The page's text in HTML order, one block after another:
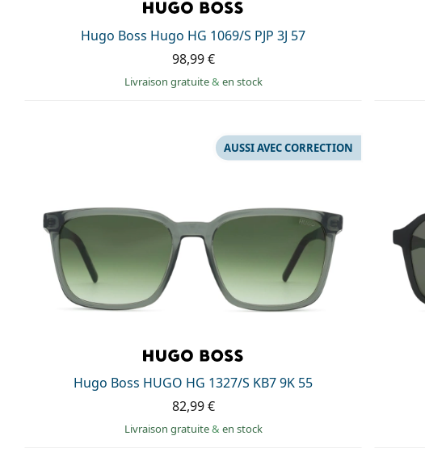
Hugo Boss Hugo HG 1069/S PJP 3J 57
98,99 €
Livraison gratuite& en stock
Hugo Boss HUGO HG 1327/S KB7 9K 55
AUSSI AVEC CORRECTION
82,99 €
Livraison gratuite& en stock